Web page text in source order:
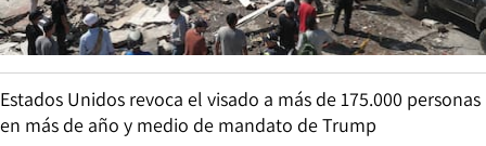
Estados Unidos revoca el visado a más de 175.000 personas
en más de año y medio de mandato de Trump